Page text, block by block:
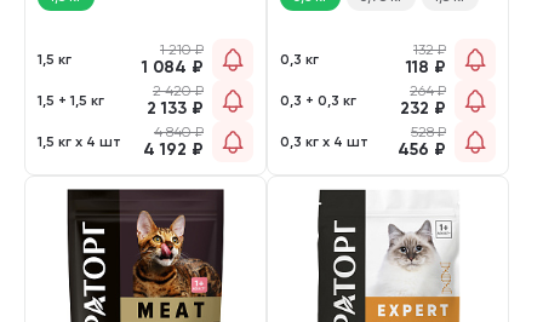
1,5 кг
1 210₽
1 084 ₽
1,5 + 1,5 кг
2 420₽
2 133 ₽
1,5 кг х 4 шт
4 840₽
4 192 ₽
0,3 кг
132₽
118 ₽
0,3 + 0,3 кг
264₽
232 ₽
0,3 кг х 4 шт
528₽
456 ₽